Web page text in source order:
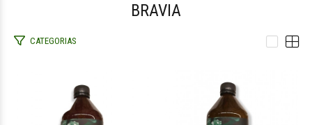
BRAVIA
CATEGORIAS